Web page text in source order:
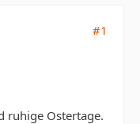
#1
ruhige Ostertage.